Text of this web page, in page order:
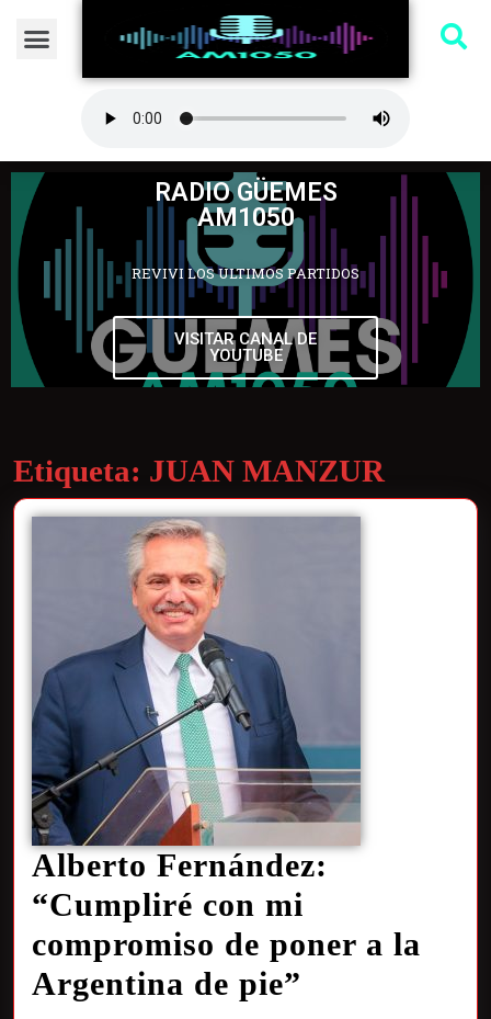
RADIO GÜEMES
AM1050
REVIVI LOS ULTIMOS PARTIDOS
VISITAR CANAL DE
YOUTUBE
Etiqueta: JUAN MANZUR
Alberto Fernández:
“Cumpliré con mi
compromiso de poner a la
Argentina de pie”